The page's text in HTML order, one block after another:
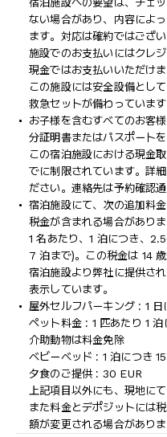
ない場合があり、内容によ
ます。対応は確約ではござ
施設でのお支払いにはクレ
現金ではお支払いいただけ
この施設には安全設備とし
救急セットが備わっています
お子様を含むすべてのお客
分証明書またはパスポート
この宿泊施設における現金
でに制限されています。詳
ださい。連絡先は予約確認
宿泊施設にて、次の追加料
税金が含まれる場合があり
1 名あたり、1 泊につき、
7 泊まで)。この税金は 14
宿泊施設より弊社に提供さ
表示しています。
屋外セルフパーキング : 1 日
ペット料金 : 1 匹あたり 1 泊
介助動物は料金免除
ベビーベッド : 1 泊につき
夕食のご提供 : 30 EUR
上記項目以外にも、現地に
また料金とデポジットには
額が変更される場合がありま